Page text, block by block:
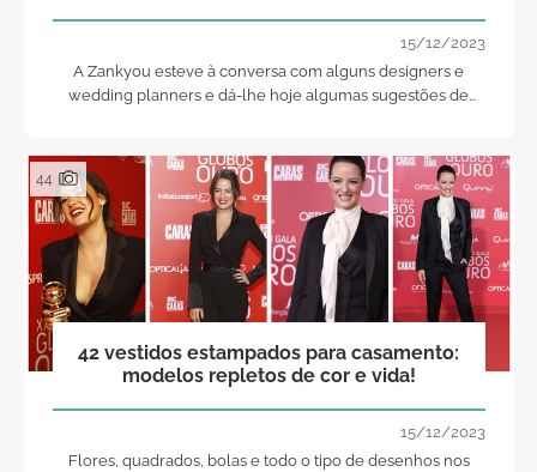
15/12/2023
A Zankyou esteve à conversa com alguns designers e
wedding planners e dá-lhe hoje algumas sugestões de
42 vestidos estampados para casamento:
modelos repletos de cor e vida!
15/12/2023
Flores, quadrados, bolas e todo o tipo de desenhos nos
44